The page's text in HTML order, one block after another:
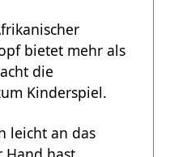
bietet mehr als
die
Kinderspiel.
leicht an das